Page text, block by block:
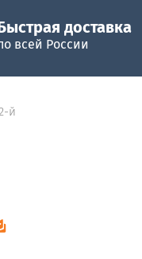
доставка
всей России
й